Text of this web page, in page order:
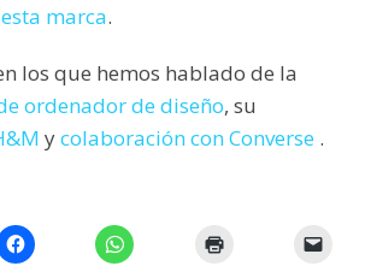
marca.
los que hemos hablado de la
ordenador de diseño, su
ycolaboración con Converse .